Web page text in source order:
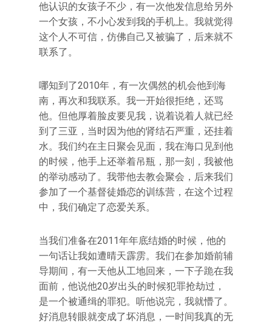
他认识的女孩子不少，有一次他发信息给另外
一个女孩，不小心发到我的手机上。我就觉得
这个人不可信，仿佛自己又被骗了，后来就不
联系了。
哪知到了2010年，有一次偶然的机会他到海
南，再次和我联系。我一开始很拒绝，还骂
他。但他厚着脸皮要见我，说着说着人就已经
到了三亚，当时因为他的肾结石严重，还挂着
水。我们约在主日聚会见面，我在海口见到他
的时候，他手上还举着吊瓶，那一刻，我被他
的举动感动了。我带他去教会聚会，后来我们
参加了一个基督徒婚恋的训练营，在这个过程
中，我们确定了恋爱关系。
当我们准备在2011年年底结婚的时候，他的
一句话让我如遭晴天霹雳。我们在参加婚前辅
导期间，有一天他从工地回来，一下子跪在我
面前，他说他20岁出头的时候犯罪抢劫过，
是一个被通缉的罪犯。听他说完，我就懵了。
好消息转眼就变成了坏消息，一时间我真的无